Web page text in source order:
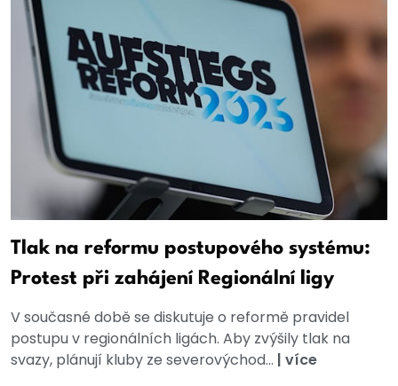
Tlak na reformu postupového systému:
Protest při zahájení Regionální ligy
V současné době se diskutuje o reformě pravidel
postupu v regionálních ligách. Aby zvýšily tlak na
svazy, plánují kluby ze severovýchod... | více